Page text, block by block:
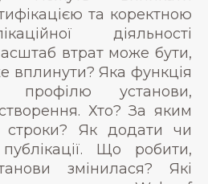
та коректною
діяльності
втрат може бути,
вплинути? Яка функція
профілю установи,
Хто? За яким
строки? Як додати чи
Що робити,
змінилася? Які